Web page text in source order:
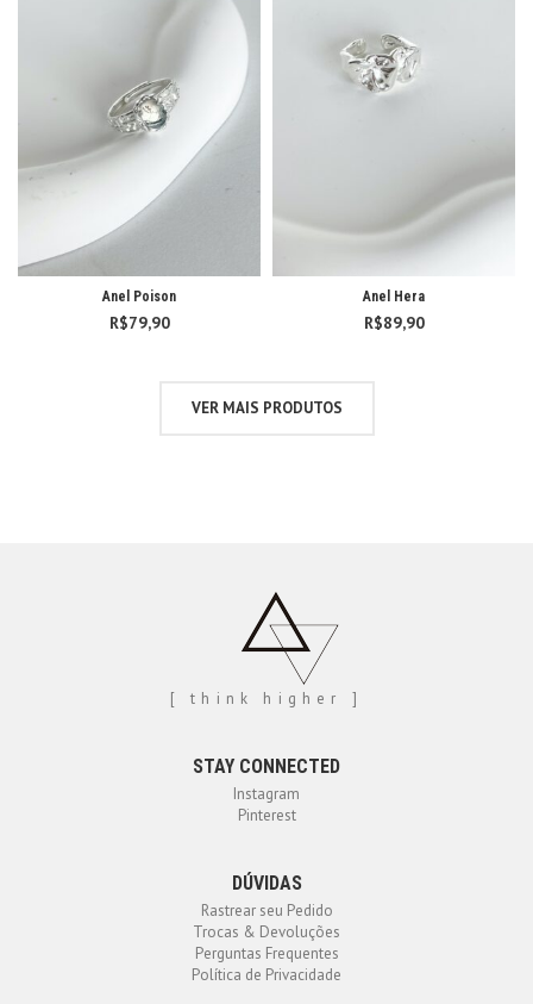
Anel Poison
R$79,90
Anel Hera
R$89,90
VER MAIS PRODUTOS
[ think higher ]
STAY CONNECTED
Instagram
Pinterest
DÚVIDAS
Rastrear seu Pedido
Trocas & Devoluções
Perguntas Frequentes
Política de Privacidade